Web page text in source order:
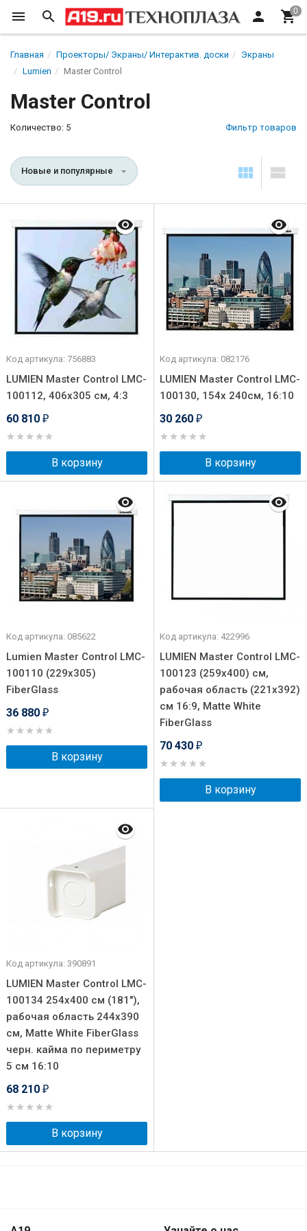
Главная Проекторы/ Экраны/ Интерактив. доски
Экраны
Lumien
Master Control
Master Control
Количество: 5 Фильтр товаров
Новые и популярные
Код артикула: 756883
LUMIEN Master Control LMC-
100112, 406х305 см, 4:3
60 810 ₽
В корзину
Код артикула: 082176
LUMIEN Master Control LMC-
100130, 154x 240см, 16:10
30 260 ₽
В корзину
Код артикула: 085622
Lumien Master Control LMC-
100110 (229x305)
FiberGlass
36 880 ₽
В корзину
Код артикула: 422996
LUMIEN Master Control LMC-
100123 (259x400) см,
рабочая область (221x392)
см 16:9, Matte White
FiberGlass
70 430 ₽
В корзину
Код артикула: 390891
LUMIEN Master Control LMC-
100134 254x400 см (181"),
рабочая область 244х390
см, Matte White FiberGlass
черн. кайма по периметру
5 см 16:10
68 210 ₽
В корзину